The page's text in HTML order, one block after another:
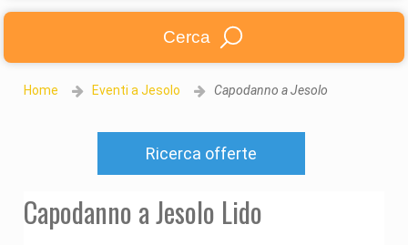
Cerca
Home Eventi a Jesolo Capodanno a Jesolo
Ricerca offerte
Capodanno a Jesolo Lido